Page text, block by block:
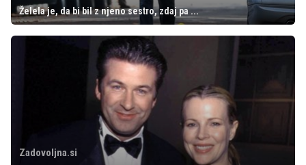
Želela je, da bi bil z njeno sestro, zdaj pa ...
Zadovoljna.si